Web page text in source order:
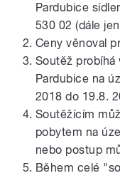
Pardubice
530 02 (dále
Ceny věnoval
Soutěž probíhá
Pardubice na
2018 do 19.8.
Soutěžícím
pobytem na
nebo postup
Během celé